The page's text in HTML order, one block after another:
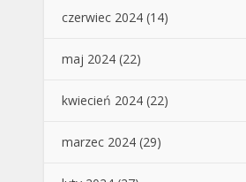
czerwiec 2024 (14)
maj 2024 (22)
kwiecień 2024 (22)
marzec 2024 (29)